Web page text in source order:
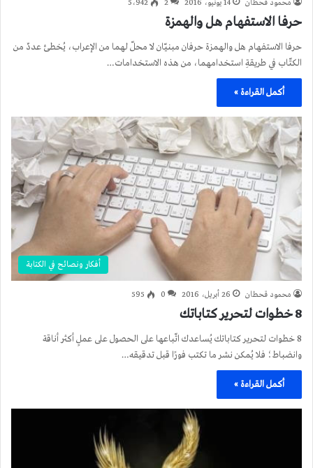
محمود قحطان 14 يونيو، 2016 2 5٬942
حرفا الاستفهام هل والهمزة
حرفا الاستفهام هل والهمزة حرفان مبنيّان لا محلّ لهما من الإعراب، يُخطئ عددٌ من
الكتّاب في طريقةِ استخدامهما، من هذه الاستخدامات…
أكمل القراءة »
أفكار ونصائح في الكتابة
محمود قحطان 26 أبريل، 2016 0
595
8 خطوات لتحرير كتاباتك
8 خطوات لتحرير كتاباتك يُساعدك اتّباعها على الحصول على عملٍ أكثر أناقة
وانضباط؛ فلا يُمكن نشر ما تكتب فورًا قبل تدقيقه…
أكمل القراءة »